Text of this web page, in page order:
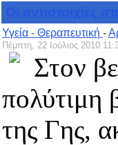
Υγεία - Θεραπευτική -
Πέμπτη, 22 Ιούλιος 2010
Στον
πολύτιμη
της Γης,